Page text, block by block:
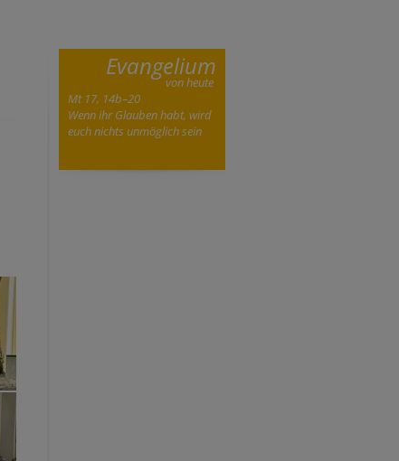
Evangelium
von heute
Mt 17, 14b–20
Wenn ihr Glauben habt, wird
euch nichts unmöglich sein